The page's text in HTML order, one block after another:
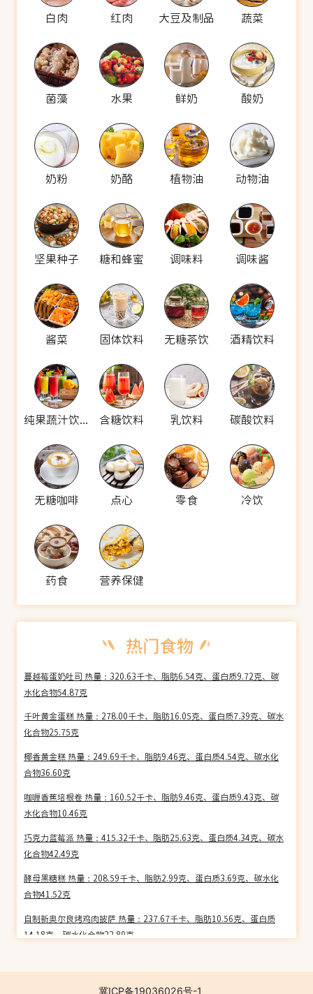
白肉 红肉 大豆及制品 蔬菜
菌藻 水果 鲜奶 酸奶
奶粉 奶酪 植物油 动物油
坚果种子 糖和蜂蜜 调味料 调味酱
酱菜 固体饮料 无糖茶饮 酒精饮料
纯果蔬汁饮料 含糖饮料 乳饮料 碳酸饮料
无糖咖啡 点心 零食 冷饮
药食 营养保健
蔓越莓蛋奶吐司 热量：320.63千卡、脂肪6.54克、蛋白质9.72克、碳
水化合物54.87克
千叶黄金蛋糕 热量：278.00千卡、脂肪16.05克、蛋白质7.39克、碳水
化合物25.75克
椰香黄金糕 热量：249.69千卡、脂肪9.46克、蛋白质4.54克、碳水化
合物36.60克
咖喱香蕉培根卷 热量：160.52千卡、脂肪9.46克、蛋白质9.43克、碳
水化合物10.46克
巧克力蓝莓派 热量：415.32千卡、脂肪25.63克、蛋白质4.34克、碳水
化合物42.49克
酵母黑糖糕 热量：208.59千卡、脂肪2.99克、蛋白质3.69克、碳水化
合物41.52克
自制新奥尔良烤鸡肉披萨 热量：237.67千卡、脂肪10.56克、蛋白质
14.18克、碳水化合物22.89克
克、碳水化合物21.02克
冀ICP备19036026号-1